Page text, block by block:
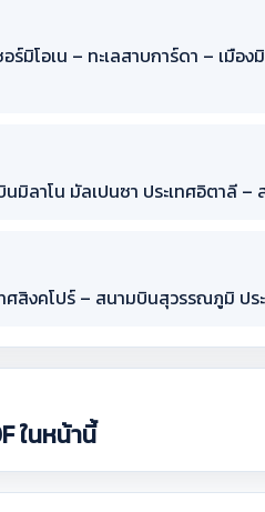
อร์มิโอเน – ทะเลสาบการ์ดา – เมื
มิลาโน มัลเปนซา ประเทศอิตาลี –
ศสิงคโปร์ – สนามบินสุวรรณภูมิ ปร
ในหน้านี้